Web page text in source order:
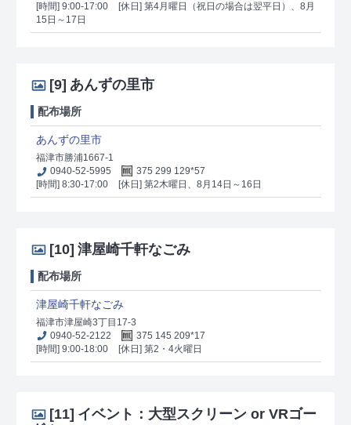
[時間] 9:00-17:00
[休日] 第4月曜日（祝日の場合は翌平日）、8月
15日～17日
[9] あんずの里市
配布場所
あんずの里市
福津市勝浦1667-1
0940-52-5995
375 299 129*57
[時間] 8:30-17:00
[休日] 第2木曜日、8月14日～16日
[10] 津屋崎千軒なごみ
配布場所
津屋崎千軒なごみ
福津市津屋崎3丁目17-3
0940-52-2122
375 145 209*17
[時間] 9:00-18:00
[休日] 第2・4火曜日
[11] イベント：大型スクリーン or VRゴー